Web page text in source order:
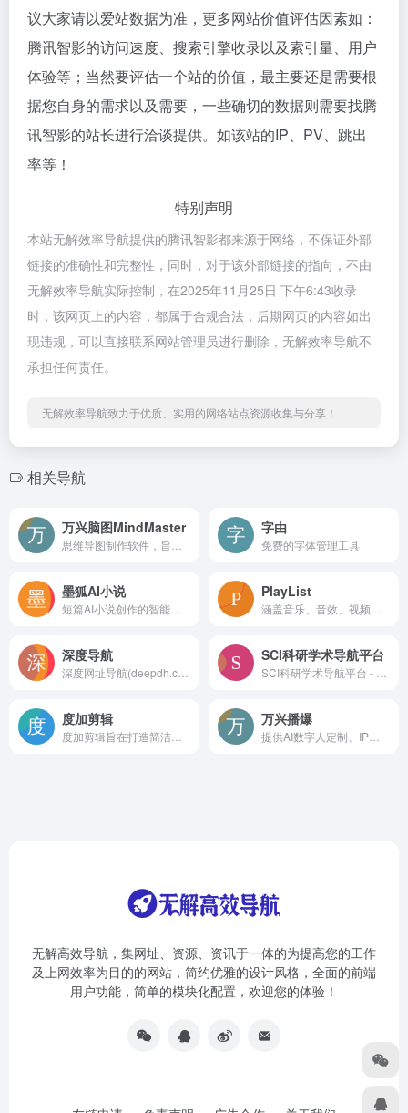
议大家请以爱站数据为准，更多网站价值评估因素如：
腾讯智影的访问速度、搜索引擎收录以及索引量、用户
体验等；当然要评估一个站的价值，最主要还是需要根
据您自身的需求以及需要，一些确切的数据则需要找腾
讯智影的站长进行洽谈提供。如该站的IP、PV、跳出
率等！
特别声明
本站无解效率导航提供的腾讯智影都来源于网络，不保证外部
链接的准确性和完整性，同时，对于该外部链接的指向，不由
无解效率导航实际控制，在2025年11月25日 下午6:43收录
时，该网页上的内容，都属于合规合法，后期网页的内容如出
现违规，可以直接联系网站管理员进行删除，无解效率导航不
承担任何责任。
无解效率导航致力于优质、实用的网络站点资源收集与分享！
相关导航
万兴脑图MindMaster 字由
免费的字体管理工具
墨狐AI小说 PlayList
深度导航 SCI科研学术导航平台
度加剪辑 万兴播爆
无解高效导航，集网址、资源、资讯于一体的为提高您的工作
及上网效率为目的的网站，简约优雅的设计风格，全面的前端
用户功能，简单的模块化配置，欢迎您的体验！